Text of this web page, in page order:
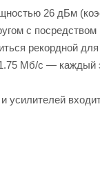
26 дБм
с
рекордной
Мб/с — каждый